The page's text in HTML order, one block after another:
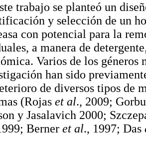
trabajo se planteó un
y selección de un
con potencial para la
a manera de
Varios de los géneros
han sido
de diversos tipos de
(Rojas et al., 2009;
y Jasalavich 2000;
Berner et al., 1997; Das